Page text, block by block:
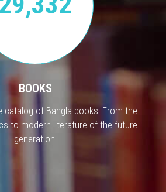
BOOKS
catalog of Bangla books. From the
to modern literature of the future
generation.